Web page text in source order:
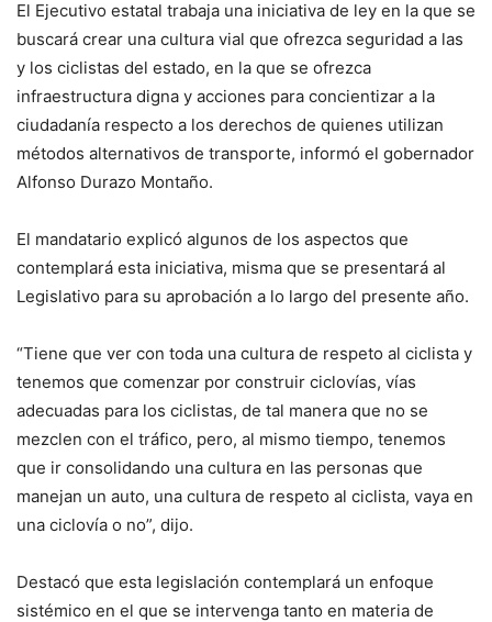
El Ejecutivo estatal trabaja una iniciativa de ley en la que se
buscará crear una cultura vial que ofrezca seguridad a las
y los ciclistas del estado, en la que se ofrezca
infraestructura digna y acciones para concientizar a la
ciudadanía respecto a los derechos de quienes utilizan
métodos alternativos de transporte, informó el gobernador
Alfonso Durazo Montaño.
El mandatario explicó algunos de los aspectos que
contemplará esta iniciativa, misma que se presentará al
Legislativo para su aprobación a lo largo del presente año.
“Tiene que ver con toda una cultura de respeto al ciclista y
tenemos que comenzar por construir ciclovías, vías
adecuadas para los ciclistas, de tal manera que no se
mezclen con el tráfico, pero, al mismo tiempo, tenemos
que ir consolidando una cultura en las personas que
manejan un auto, una cultura de respeto al ciclista, vaya en
una ciclovía o no”, dijo.
Destacó que esta legislación contemplará un enfoque
sistémico en el que se intervenga tanto en materia de